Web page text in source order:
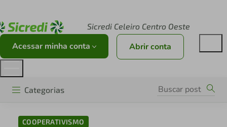
Sicredi Celeiro Centro Oeste
Acessar minha conta Abrir conta
Categorias
COOPERATIVISMO